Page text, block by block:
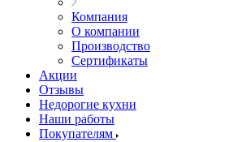
Компания
О компании
Производство
Сертификаты
Акции
Отзывы
Недорогие кухни
Наши работы
Покупателям